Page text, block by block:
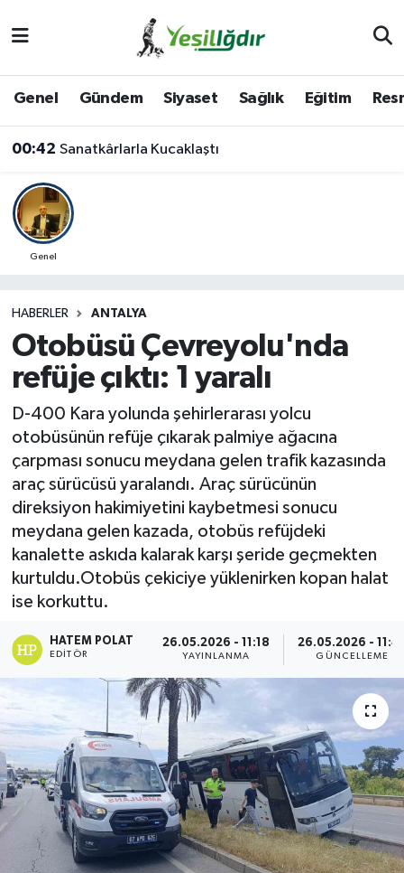
Genel Gündem Siyaset Sağlık Eğitim
00:42 Sanatkârlarla Kucaklaştı
Genel
HABERLER ANTALYA
Otobüsü Çevreyolu'nda
refüje çıktı: 1 yaralı
D-400 Kara yolunda şehirlerarası yolcu
otobüsünün refüje çıkarak palmiye ağacına
çarpması sonucu meydana gelen trafik kazasında
araç sürücüsü yaralandı. Araç sürücünün
direksiyon hakimiyetini kaybetmesi sonucu
meydana gelen kazada, otobüs refüjdeki
kanalette askıda kalarak karşı şeride geçmekten
kurtuldu.Otobüs çekiciye yüklenirken kopan halat
ise korkuttu.
HATEM POLAT
EDITÖR
26.05.2026 - 11:18
YAYINLANMA
26.05.2026 -
GÜNCELLEME
Iğdır Trafik Yoğunluk Haritası
Süper Lig Puan Durumu ve Fikstür
Son Dakika Haberleri
Haber Arşivi